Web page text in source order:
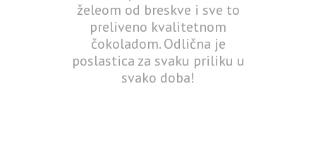
želeom od breskve i sve to
preliveno kvalitetnom
čokoladom. Odlična je
poslastica za svaku priliku u
svako doba!